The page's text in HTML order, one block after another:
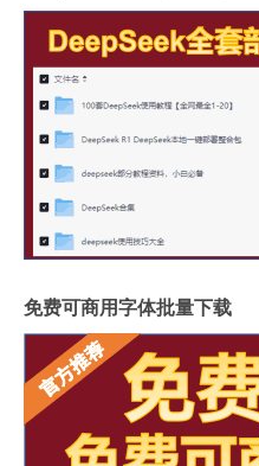
免费可商用字体批量下载